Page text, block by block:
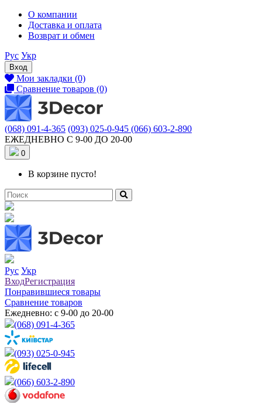
О компании
Доставка и оплата
Возврат и обмен
Рус Укр
Вход
Мои закладки (0)
Сравнение товаров (0)
(068) 091-4-365 (093) 025-0-945 (066) 603-2-890
ЕЖЕДНЕВНО С 9-00 ДО 20-00
0
В корзине пусто!
Рус Укр
ВходРегистрация
Понравившиеся товары
Сравнение товаров
Ежедневно: с 9-00 до 20-00
(068) 091-4-365
(093) 025-0-945
(066) 603-2-890